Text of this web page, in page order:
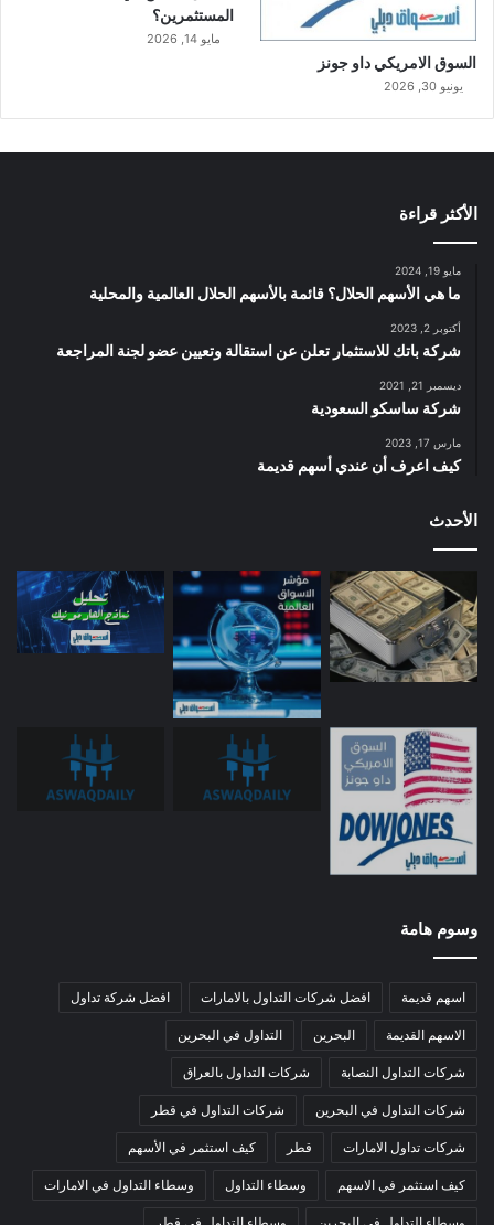
السوق الامريكي داو جونز
يونيو 30, 2026
المستثمرين؟
مايو 14, 2026
الأكثر قراءة
مايو 19, 2024
ما هي الأسهم الحلال؟ قائمة بالأسهم الحلال العالمية والمحلية
أكتوبر 2, 2023
شركة باتك للاستثمار تعلن عن استقالة وتعيين عضو لجنة المراجعة
ديسمبر 21, 2021
شركة ساسكو السعودية
مارس 17, 2023
كيف اعرف أن عندي أسهم قديمة
الأحدث
وسوم هامة
اسهم قديمة افضل شركات التداول بالامارات افضل شركة تداول
الاسهم القديمة البحرين التداول في البحرين
شركات التداول النصابة شركات التداول بالعراق
شركات التداول في البحرين شركات التداول في قطر
شركات تداول الامارات قطر كيف استثمر في الأسهم
كيف استثمر في الاسهم وسطاء التداول وسطاء التداول في الامارات